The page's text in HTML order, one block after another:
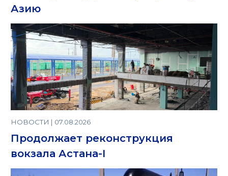
Азию
НОВОСТИ | 07.08.2026
Продолжает реконструкция
вокзала Астана-I